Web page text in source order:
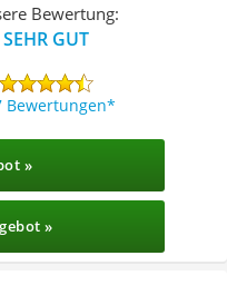
Bewertung:
SEHR GUT
Bewertungen
»
»